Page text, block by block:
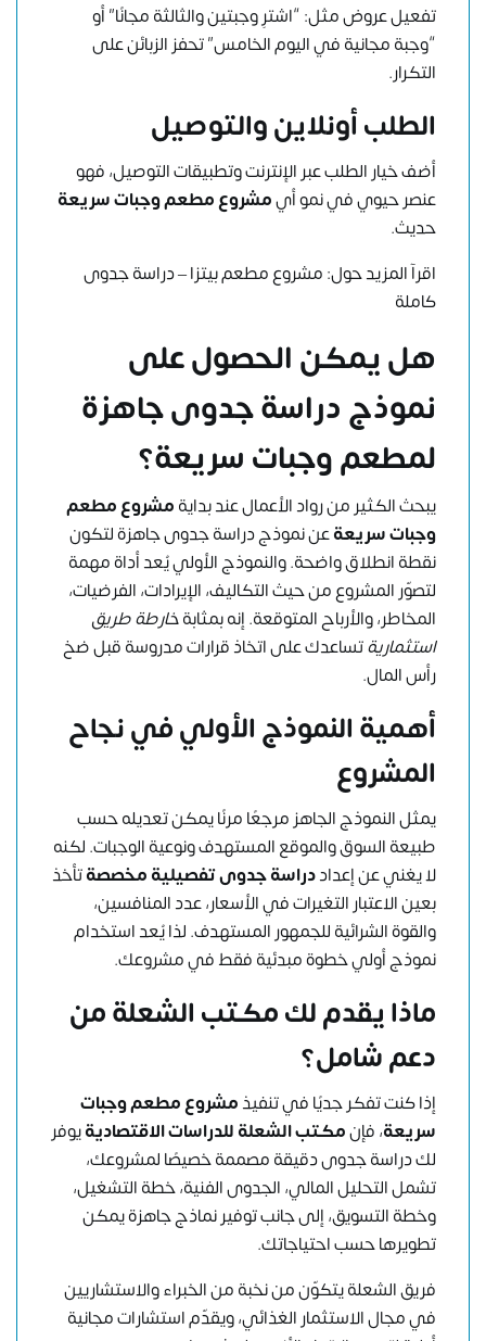
تفعيل عروض مثل: “اشترِ وجبتين والثالثة مجانًا” أو
“وجبة مجانية في اليوم الخامس” تحفز الزبائن على
التكرار.
الطلب أونلاين والتوصيل
أضف خيار الطلب عبر الإنترنت وتطبيقات التوصيل، فهو
عنصر حيوي في نمو أيمشروع مطعم وجبات سريعة
حديث.
اقرآ المزيد حول:مشروع مطعم بيتزا – دراسة جدوى
كاملة
هل يمكن الحصول على
نموذج دراسة جدوى جاهزة
لمطعم وجبات سريعة؟
يبحث الكثير من رواد الأعمال عند بدايةمشروع مطعم
وجبات سريعةعن نموذج دراسة جدوى جاهزة لتكون
نقطة انطلاق واضحة. والنموذج الأولي يُعد أداة مهمة
لتصوّر المشروع من حيث التكاليف، الإيرادات، الفرضيات،
المخاطر، والأرباح المتوقعة. إنه بمثابةخارطة طريق
استثماريةتساعدك على اتخاذ قرارات مدروسة قبل ضخ
رأس المال.
أهمية النموذج الأولي في نجاح
المشروع
يمثل النموذج الجاهز مرجعًا مرنًا يمكن تعديله حسب
طبيعة السوق والموقع المستهدف ونوعية الوجبات. لكنه
لا يغني عن إعداددراسة جدوى تفصيلية مخصصةتأخذ
بعين الاعتبار التغيرات في الأسعار، عدد المنافسين،
والقوة الشرائية للجمهور المستهدف. لذا يُعد استخدام
نموذج أولي خطوة مبدئية فقط في مشروعك.
ماذا يقدم لك مكتب الشعلة من
دعم شامل؟
إذا كنت تفكر جديًا في تنفيذمشروع مطعموجبات
سريعة، فإنمكتب الشعلة للدراسات الاقتصاديةيوفر
لك دراسة جدوى دقيقة مصممة خصيصًا لمشروعك،
تشمل التحليل المالي، الجدوى الفنية، خطة التشغيل،
وخطة التسويق، إلى جانب توفير نماذج جاهزة يمكن
تطويرها حسب احتياجاتك.
فريق الشعلة يتكوّن من نخبة من الخبراء والاستشاريين
في مجال الاستثمار الغذائي، ويقدّم استشارات مجانية